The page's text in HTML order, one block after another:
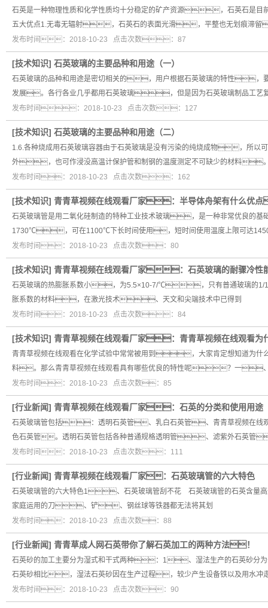
石英是一种物理性质和化学性质均十分稳定的矿产资源，石英石是
五大优点1.无毒无辐射，石英石的表面光滑，平整也无划痕滞留
发布时间：2018-10-23 点击次数：87
[技术知识] 石英玻璃的主要品种和用途（一）
石英玻璃的品种和用途是密切相关的，用户根据石英玻璃的特性，
发展。各行各业几乎都用石英玻璃，但是因为石英玻璃制品工
发布时间：2018-10-23 点击次数：127
[技术知识] 石英玻璃的主要品种和用途（二）
1.6.各种烧成用石英玻璃容器由于石英玻璃是没有污染的纯烧成物，所
外，也可作浸没高温计保护管和制钢的温度测定不可缺少的材料
发布时间：2018-10-23 点击次数：162
[技术知识] 青青草视频在线观看厂家：半导体舟架有什么优
石英玻璃管是用二氧化硅制造的特种工业技术玻璃，是一种非常优
1730℃，可在1100℃下长时间使用，短时间使用温度上限可达
发布时间：2018-10-23 点击次数：80
[技术知识] 青青草视频在线观看厂家：石英玻璃的耐骤冷性
石英玻璃的热膨胀系数小，为5.5×10-7/℃，只有普通玻璃的1/12
胀系数的材料，在激光技术、天文和尖端技术中已得到
发布时间：2018-10-23 点击次数：84
[技术知识] 青青草视频在线观看厂家：青青草视频在线观看
青青草视频在线观看在化学试验中常常被用到，大家肯定想知道为什
料。那么青青草视频在线观看具有哪些优良的特性呢？一
发布时间：2018-10-23 点击次数：85
[行业新闻] 青青草视频在线观看厂家：石英的分类和使用用途
石英玻璃管包括：透明石英管、乳白石英管、青青草视频
色石英管。透明石英管包括各种普通规格透明管、滤紫外石英
发布时间：2018-10-23 点击次数：111
[行业新闻] 青青草视频在线观看厂家：石英玻璃管的六大特色
石英玻璃管的六大特色1、石英玻璃管刮不花 石英玻璃管的石英含量
家庭运用的刀、铲、钢丝球等铁器都无法将其划
发布时间：2018-10-23 点击次数：88
[行业新闻] 青青草成人网石英带你了解石英加工的两种方法！
石英砂的加工主要分为湿式和干式两种：1、湿法生产的石英砂分
石英砂相比，湿法石英砂因在生产过程，较少产生设备铁以及用水
发布时间：2018-10-23 点击次数：90